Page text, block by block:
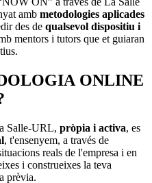
amb metodologies aplicades
des de qualsevol dispositiu i
mentors i tutors que et guiaran
ONLINE
Salle-URL, pròpia i activa, es
, t'ensenyem, a través de
reals de l'empresa i en
i construeixes la teva
prèvia.